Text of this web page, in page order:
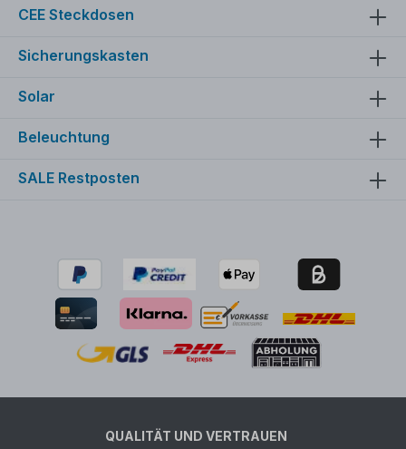
CEE Steckdosen
Sicherungskasten
Solar
Beleuchtung
SALE Restposten
QUALITÄT UND VERTRAUEN